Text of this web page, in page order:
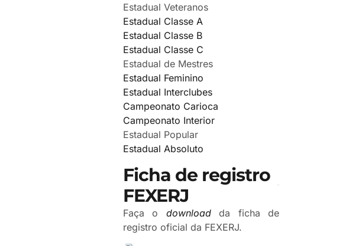
Estadual Veteranos
Estadual Classe A
Estadual Classe B
Estadual Classe C
Estadual de Mestres
Estadual Feminino
Estadual Interclubes
Campeonato Carioca
Campeonato Interior
Estadual Popular
Estadual Absoluto
Ficha de registro
FEXERJ
Faça o downloadda ficha de
registro oficial da FEXERJ.